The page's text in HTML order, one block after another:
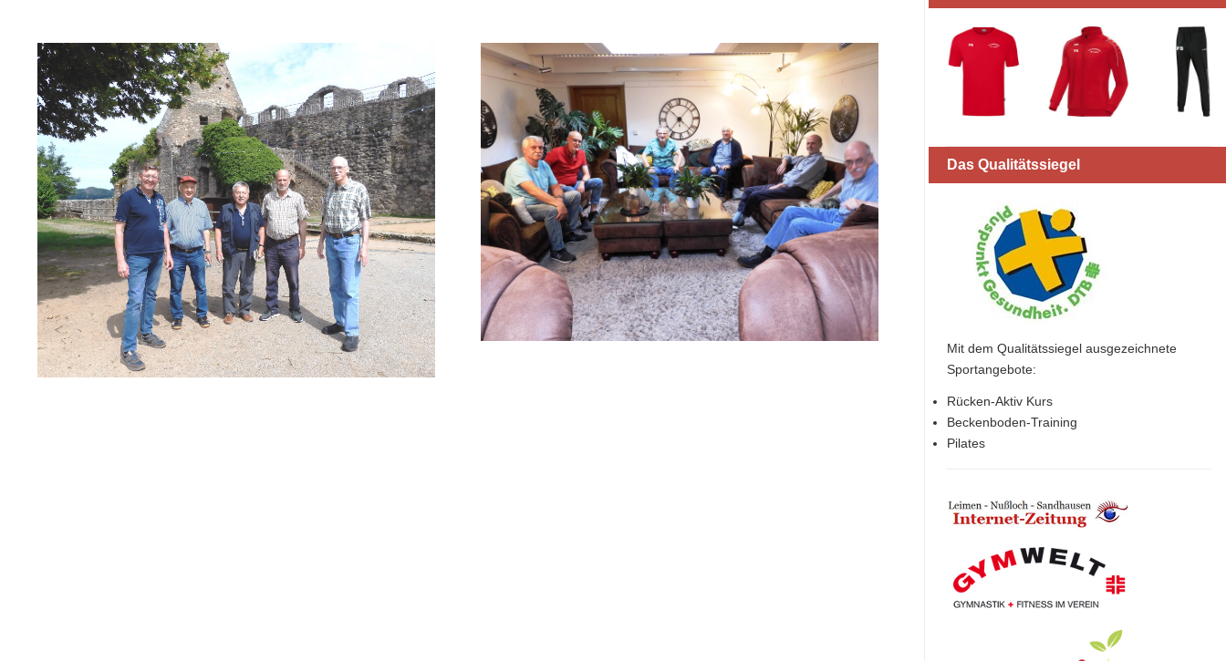
Das Qualitätssiegel
Mit dem Qualitätssiegel ausgezeichnete
Sportangebote:
Rücken-Aktiv Kurs
Beckenboden-Training
Pilates